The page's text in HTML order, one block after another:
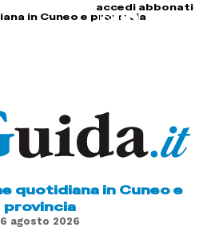
accedi abbonati
in Cuneo e provincia
quotidiana in Cuneo e
provincia
6 agosto 2026